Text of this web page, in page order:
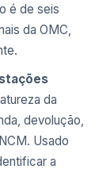
é de seis
da OMC,
da
devolução,
Usado
a